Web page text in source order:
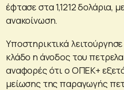
έφτασε στα 1,1212 δολάρια,
ανακοίνωση.
Υποστηρικτικά λειτούργησε
κλάδο η άνοδος του
αναφορές ότι ο ΟΠΕΚ+
μείωσης της παραγωγής